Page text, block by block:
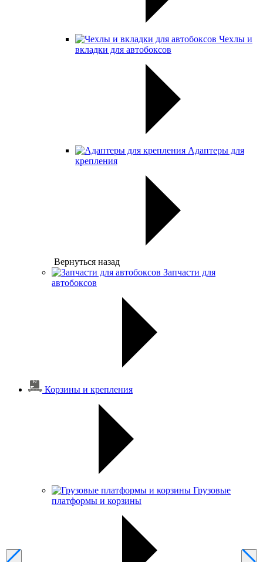
Чехлы и
вкладки для автобоксов
Адаптеры для
крепления
Вернуться назад
Запчасти для
автобоксов
Корзины и крепления
Грузовые
платформы и корзины